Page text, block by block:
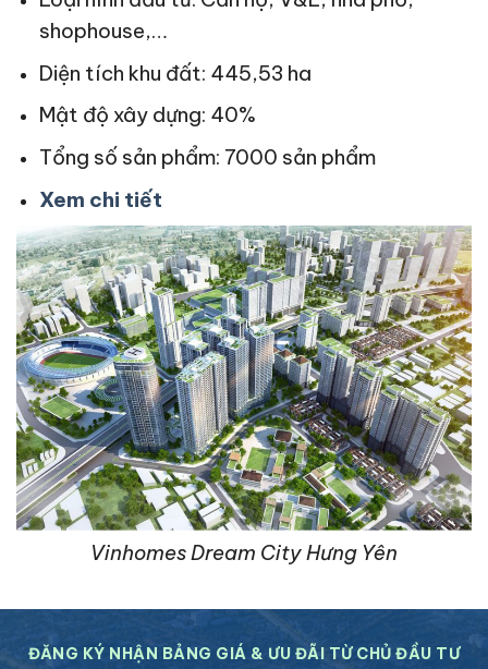
shophouse,…
Diện tích khu đất: 445,53 ha
Mật độ xây dựng: 40%
Tổng số sản phẩm: 7000 sản phẩm
Xem chi tiết
Vinhomes Dream City Hưng Yên
ĐĂNG KÝ NHẬN BẢNG GIÁ & ƯU ĐÃI TỪ CHỦ ĐẦU TƯ